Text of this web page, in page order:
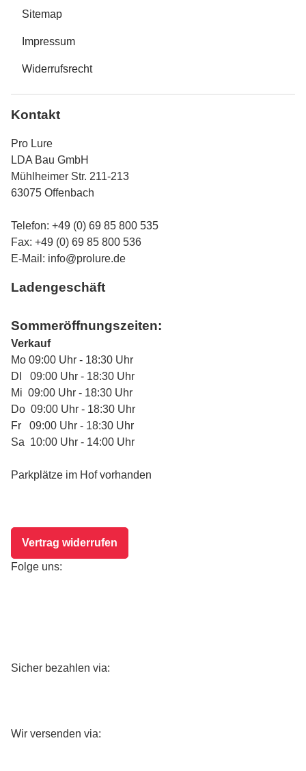
Sitemap
Impressum
Widerrufsrecht
Kontakt
Pro Lure
LDA Bau GmbH
Mühlheimer Str. 211-213
63075 Offenbach
Telefon: +49 (0) 69 85 800 535
Fax: +49 (0) 69 85 800 536
E-Mail: info@prolure.de
Ladengeschäft
Sommeröffnungszeiten:
Verkauf
Mo 09:00 Uhr - 18:30 Uhr
DI 09:00 Uhr - 18:30 Uhr
Mi 09:00 Uhr - 18:30 Uhr
Do 09:00 Uhr - 18:30 Uhr
Fr 09:00 Uhr - 18:30 Uhr
Sa 10:00 Uhr - 14:00 Uhr
Parkplätze im Hof vorhanden
Vertrag widerrufen
Folge uns:
Sicher bezahlen via:
Wir versenden via: